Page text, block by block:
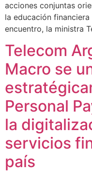
acciones conjuntas
la educación
encuentro, la ministra
Telecom
Macro se
Personal
la
servicios
país